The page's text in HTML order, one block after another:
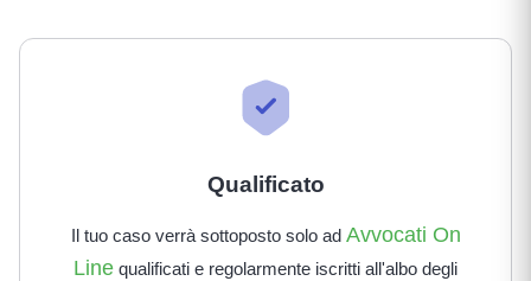
Qualificato
Il tuo caso verrà sottoposto solo ad Avvocati On
Line qualificati e regolarmente iscritti all'albo degli